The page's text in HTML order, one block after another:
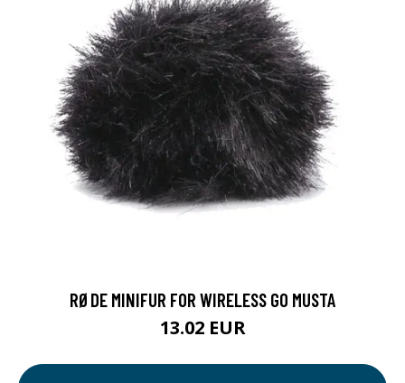
RØDE MINIFUR FOR WIRELESS GO MUSTA
13.02 EUR